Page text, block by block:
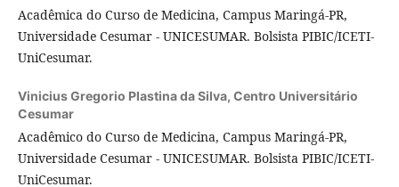
Acadêmica do Curso de Medicina, Campus Maringá-PR,
Universidade Cesumar - UNICESUMAR. Bolsista PIBIC/ICETI-
UniCesumar.
Vinicius Gregorio Plastina da Silva, Centro Universitário
Cesumar
Acadêmico do Curso de Medicina, Campus Maringá-PR,
Universidade Cesumar - UNICESUMAR. Bolsista PIBIC/ICETI-
UniCesumar.